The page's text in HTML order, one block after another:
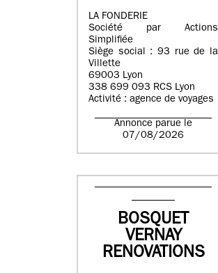
LA FONDERIE
Société par Actions
Simplifiée
Siège social : 93 rue de la
Villette
69003 Lyon
338 699 093 RCS Lyon
Activité : agence de voyages
Annonce parue le
07/08/2026
BOSQUET
VERNAY
RENOVATIONS